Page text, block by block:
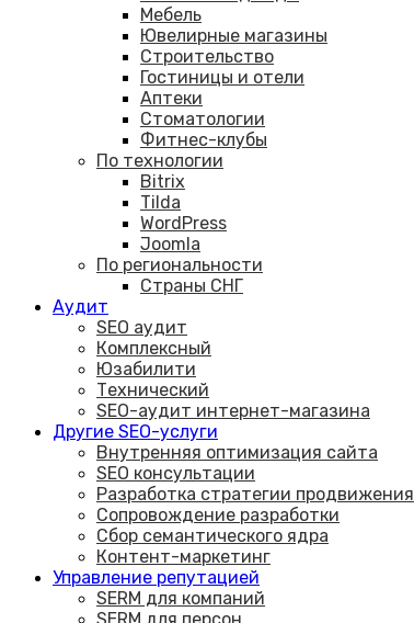
Мебель
Ювелирные магазины
Строительство
Гостиницы и отели
Аптеки
Cтоматологии
Фитнес-клубы
По технологии
Bitrix
Tilda
WordPress
Joomla
По региональности
Страны СНГ
Аудит
SEO аудит
Комплексный
Юзабилити
Технический
SEO-аудит интернет-магазина
Другие SEO-услуги
Внутренняя оптимизация сайта
SEO консультации
Разработка стратегии продвижения
Сопровождение разработки
Сбор семантического ядра
Контент-маркетинг
Управление репутацией
SERM для компаний